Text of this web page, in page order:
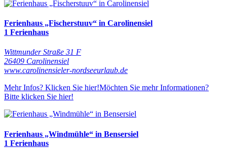
Ferienhaus „Fischerstuuv“ in Carolinensiel
1 Ferienhaus
Wittmunder Straße 31 F
26409 Carolinensiel
www.carolinensieler-nordseeurlaub.de
Mehr Infos? Klicken Sie hier!Möchten Sie mehr Informationen?
Bitte klicken Sie hier!
Ferienhaus „Windmühle“ in Bensersiel
1 Ferienhaus